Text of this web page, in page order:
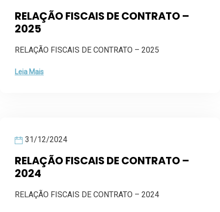
RELAÇÃO FISCAIS DE CONTRATO –
2025
RELAÇÃO FISCAIS DE CONTRATO – 2025
Leia Mais
31/12/2024
RELAÇÃO FISCAIS DE CONTRATO –
2024
RELAÇÃO FISCAIS DE CONTRATO – 2024